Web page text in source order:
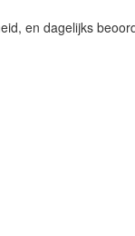
en dagelijks